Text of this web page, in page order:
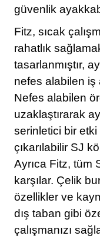
güvenlik
Fitz, sıcak
rahatlık
tasarlanmıştır,
nefes alabilen iş
Nefes alabilen
uzaklaştırarak
serinletici bir etki
çıkarılabilir SJ
Ayrıca Fitz, tüm
karşılar. Çelik
özellikler ve
dış taban gibi
çalışmanızı